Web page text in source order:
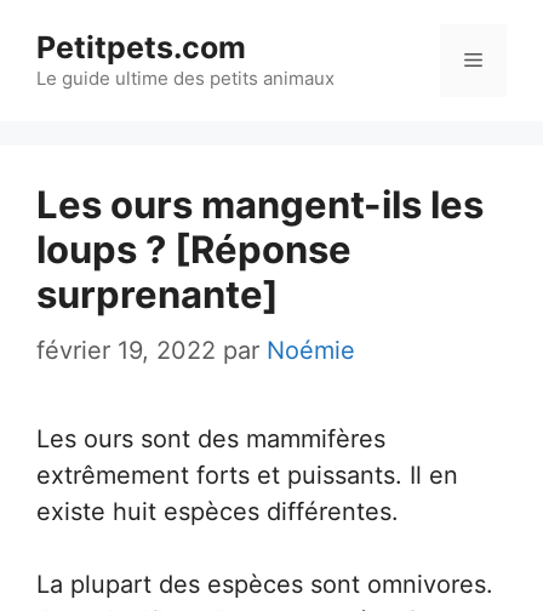
contenu
Petitpets.com
Le guide ultime des petits animaux
Menu
Les ours mangent-ils les
loups ? [Réponse
surprenante]
février 19, 2022 par Noémie
Les ours sont des mammifères
extrêmement forts et puissants. Il en
existe huit espèces différentes.
La plupart des espèces sont omnivores.